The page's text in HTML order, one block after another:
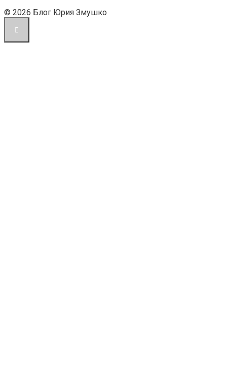
© 2026 Блог Юрия Змушко